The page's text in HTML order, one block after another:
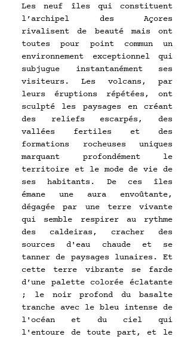
Les neuf îles qui constituent
l’archipel des Açores
rivalisent de beauté mais ont
toutes pour point commun un
environnement exceptionnel qui
subjugue instantanément ses
visiteurs. Les volcans, par
leurs éruptions répétées, ont
sculpté les paysages en créant
des reliefs escarpés, des
vallées fertiles et des
formations rocheuses uniques
marquant profondément le
territoire et le mode de vie de
ses habitants. De ces îles
émane une aura envoûtante,
dégagée par une terre vivante
qui semble respirer au rythme
des caldeiras, cracher des
sources d'eau chaude et se
tanner de paysages lunaires. Et
cette terre vibrante se farde
d’une palette colorée éclatante
; le noir profond du basalte
tranche avec le bleu intense de
l'océan et du ciel qui
l'entoure de toute part, et le